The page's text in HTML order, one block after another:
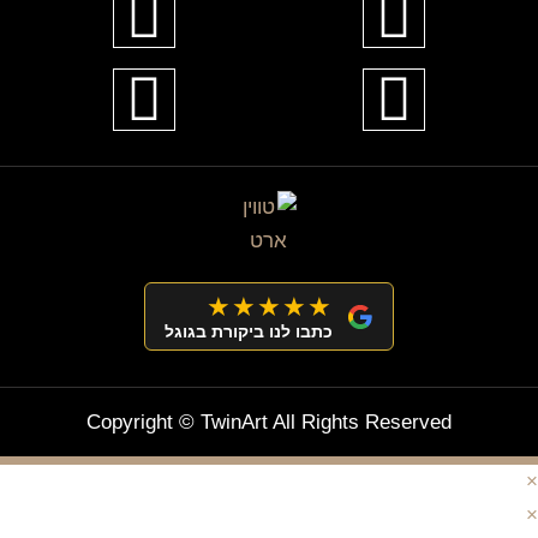
★★★★★
כתבו לנו ביקורת בגוגל
Copyright © TwinArt All Rights Reserved
×
×